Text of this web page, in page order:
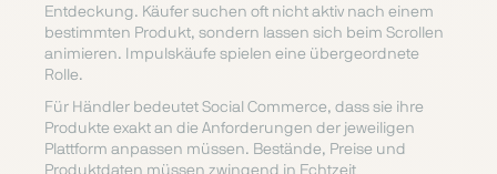
Entdeckung. Käufer suchen oft nicht aktiv nach einem
bestimmten Produkt, sondern lassen sich beim Scrollen
animieren. Impulskäufe spielen eine übergeordnete
Rolle.
Für Händler bedeutet Social Commerce, dass sie ihre
Produkte exakt an die Anforderungen der jeweiligen
Plattform anpassen müssen. Bestände, Preise und
Produktdaten müssen zwingend in Echtzeit